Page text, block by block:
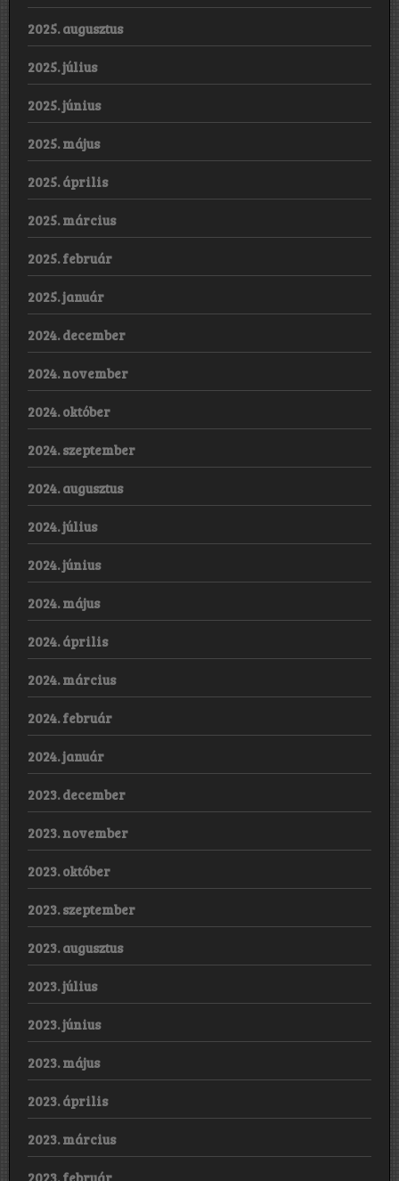
2025. augusztus
2025. július
2025. június
2025. május
2025. április
2025. március
2025. február
2025. január
2024. december
2024. november
2024. október
2024. szeptember
2024. augusztus
2024. július
2024. június
2024. május
2024. április
2024. március
2024. február
2024. január
2023. december
2023. november
2023. október
2023. szeptember
2023. augusztus
2023. július
2023. június
2023. május
2023. április
2023. március
2023. február